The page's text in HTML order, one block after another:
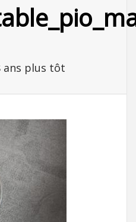
ans plus tôt